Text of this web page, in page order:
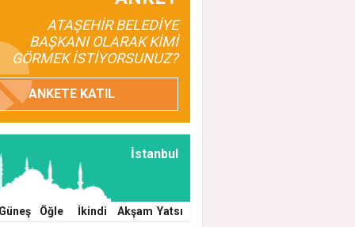
ATAŞEHİR BELEDİYE
BAŞKANI OLARAK KİMİ
GÖRMEK İSTİYORSUNUZ?
ANKETE KATIL
İstanbul
Güneş Öğle İkindi Akşam Yatsı